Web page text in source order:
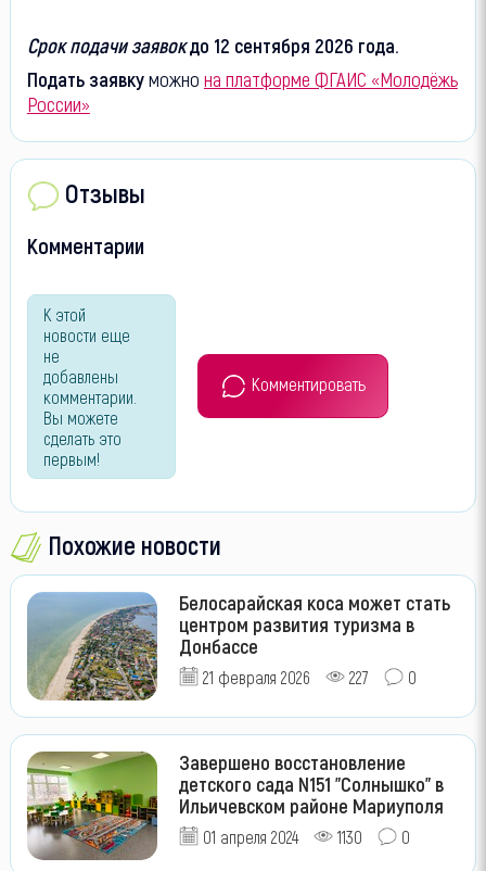
Срок подачи заявокдо 12 сентября 2026 года.
Подать заявкуможно на платформе ФГАИС «Молодёжь
России»
Отзывы
Комментарии
К этой
новости еще
не
добавлены
комментарии.
Вы можете
сделать это
первым!
Комментировать
Похожие новости
Белосарайская коса может стать
центром развития туризма в
Донбассе
21 февраля 2026 227 0
Завершено восстановление
детского сада N151 "Солнышко" в
Ильичевском районе Мариуполя
01 апреля 2024 1130 0